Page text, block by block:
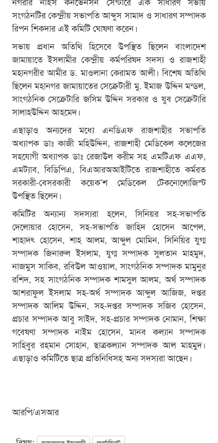
সংগঠনটির কেন্দ্রীয় সভাপতি আব্দুস সামাদ ও সাধারণ সম্পাদক
রিপন শিকদার এই কমিটি ঘোষণা করেন।
সভায় প্রধান অতিথি হিসেবে উপস্থিত ছিলেন বাংলাদেশ
জামায়াতে ইসলামীর কেন্দ্রীয় কর্মপরিষদ সদস্য ও রাজশাহী
মহানগরীর আমীর ড. মাওলানা কেরামত আলী। বিশেষ অতিথি
ছিলেন মহানগর জামায়াতের সেক্রেটারী মু. ইমাজ উদ্দিন মন্ডল,
সাংগঠনিক সেক্রেটারি জসিম উদ্দিন সরকার ও যুব সেক্রেটারি
সালাহউদ্দিন আহমেদ।
এছাড়াও অন্যদের মধ্যে এনডিএফ রাজশাহীর সভাপতি
অধ্যাপক ডাঃ কাজী মহিউদ্দিন, রাজশাহী মেডিকেল কলেজের
সহযোগী অধ্যাপক ডাঃ রেজাউল করীম সহ এমটিএফ এএফ,
এমট্যাব, বিডিপিএ, বিএআরঅআইটিতে রাজশাহীতে কর্মরত
সরকারী-বেসরকারী কয়েক’শ মেডিকেল টেকনোলোজিস্ট
উপস্থিত ছিলেন।
কমিটির অন্যান্য সদস্যরা হলেন, সিনিয়র সহ-সভাপতি
দেলোয়ার হোসেন, সহ-সভাপতি জাহিদ হোসেন আপেল,
শাহাদৎ হোসেন, শাহ আলম, আব্দুল মোমিন, সিনিয়ির যুগ্ম
সম্পাদক জিনারুল ইসলাম, যুগ্ম সম্পাদক সুলতান মাহমুদ,
নাজমুস সাকিব, রবিউল আওয়াল, সাংগঠনিক সম্পাদক মামুনুর
রশিদ, সহ সাংগঠনিক সম্পাদক শামসুল আলম, অর্থ সম্পাদক
আশরাফুল ইসলাম সহ-অর্থ সম্পাদক আব্দুল আজিজ, দপ্তর
সম্পাদক আলিম উদ্দিন, সহ-দপ্তর সম্পাদক সজিব হোসেন,
প্রচার সম্পাদক আবু সাইদ, সহ-প্রচার সম্পাদক নোমান, শিক্ষা
গবেষণা সম্পাদক নাইম হোসেন, মানব কল্যান সম্পাদক
সাহিবুর রহমান সোহান, ছাত্রকল্যান সম্পাদক আল মাহমুদ।
এছাড়াও কমিটিতে ছাত্র প্রতিনিধিসহ অন্য সদস্যরা আছেন।
আরপি/এসআর